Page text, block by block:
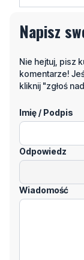
komentarze!
kliknij "zgłoś
Imię / Podpis
Odpowiedz
Wiadomość